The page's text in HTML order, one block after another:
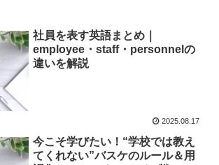
社員を表す英語まとめ｜
employee・staff・personnelの
違いを解説
2025.08.17
今こそ学びたい！“学校では教え
てくれない”バスケのルール＆用